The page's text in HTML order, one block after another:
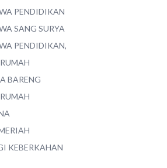
PENDIDIKAN
SANG SURYA
PENDIDIKAN,
BARENG
KEBERKAHAN